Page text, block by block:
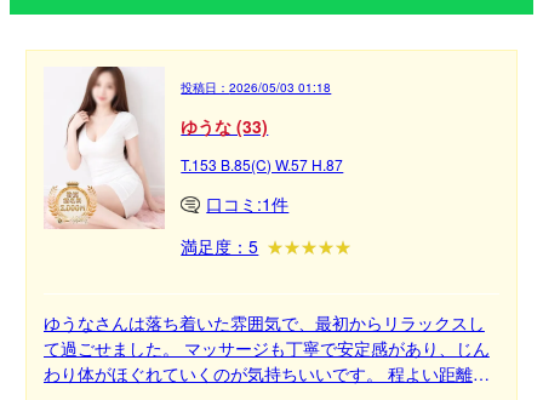
投稿日：2026/05/03 01:18
ゆうな (33)
T.153 B.85(C) W.57 H.87
口コミ:1件
満足度：5
ゆうなさんは落ち着いた雰囲気で、最初からリラックスし
て過ごせました。 マッサージも丁寧で安定感があり、じん
わり体がほぐれていくのが気持ちいいです。 程よい距離感